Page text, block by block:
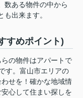
数ある物件の中から
出来ます。
すめポイント)
の物件はアパートで
す。富山市エリアの
せを！確かな地域情
心して住まい探しを